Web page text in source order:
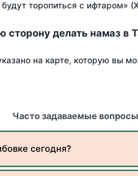
торопиться с
сторону делать намаз в
на карте, которую вы
Часто задаваемые вопросы
сегодня?